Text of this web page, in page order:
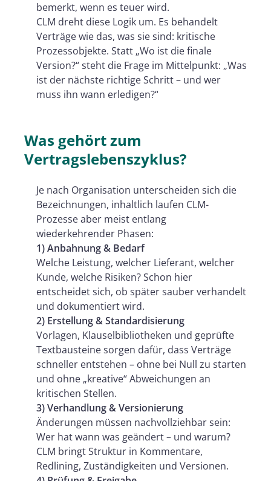
bemerkt, wenn es teuer wird.
CLM dreht diese Logik um. Es behandelt
Verträge wie das, was sie sind: kritische
Prozessobjekte. Statt „Wo ist die finale
Version?“ steht die Frage im Mittelpunkt: „Was
ist der nächste richtige Schritt – und wer
muss ihn wann erledigen?“
Was gehört zum
Vertragslebenszyklus?
Je nach Organisation unterscheiden sich die
Bezeichnungen, inhaltlich laufen CLM-
Prozesse aber meist entlang
wiederkehrender Phasen:
1) Anbahnung & Bedarf
Welche Leistung, welcher Lieferant, welcher
Kunde, welche Risiken? Schon hier
entscheidet sich, ob später sauber verhandelt
und dokumentiert wird.
2) Erstellung & Standardisierung
Vorlagen, Klauselbibliotheken und geprüfte
Textbausteine sorgen dafür, dass Verträge
schneller entstehen – ohne bei Null zu starten
und ohne „kreative“ Abweichungen an
kritischen Stellen.
3) Verhandlung & Versionierung
Änderungen müssen nachvollziehbar sein:
Wer hat wann was geändert – und warum?
CLM bringt Struktur in Kommentare,
Redlining, Zuständigkeiten und Versionen.